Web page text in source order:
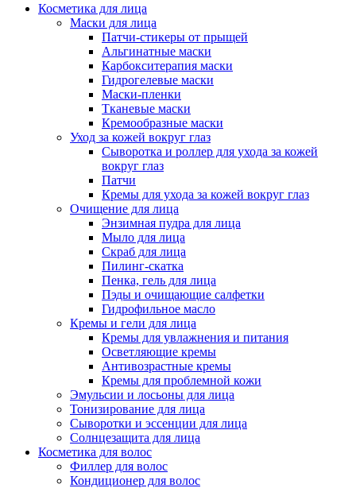
Косметика для лица
Маски для лица
Патчи-стикеры от прыщей
Альгинатные маски
Карбокситерапия маски
Гидрогелевые маски
Маски-пленки
Тканевые маски
Кремообразные маски
Уход за кожей вокруг глаз
Сыворотка и роллер для ухода за кожей
вокруг глаз
Патчи
Кремы для ухода за кожей вокруг глаз
Очищение для лица
Энзимная пудра для лица
Мыло для лица
Скраб для лица
Пилинг-скатка
Пенка, гель для лица
Пэды и очищающие салфетки
Гидрофильное масло
Кремы и гели для лица
Кремы для увлажнения и питания
Осветляющие кремы
Антивозрастные кремы
Кремы для проблемной кожи
Эмульсии и лосьоны для лица
Тонизирование для лица
Сыворотки и эссенции для лица
Солнцезащита для лица
Косметика для волос
Филлер для волос
Кондиционер для волос